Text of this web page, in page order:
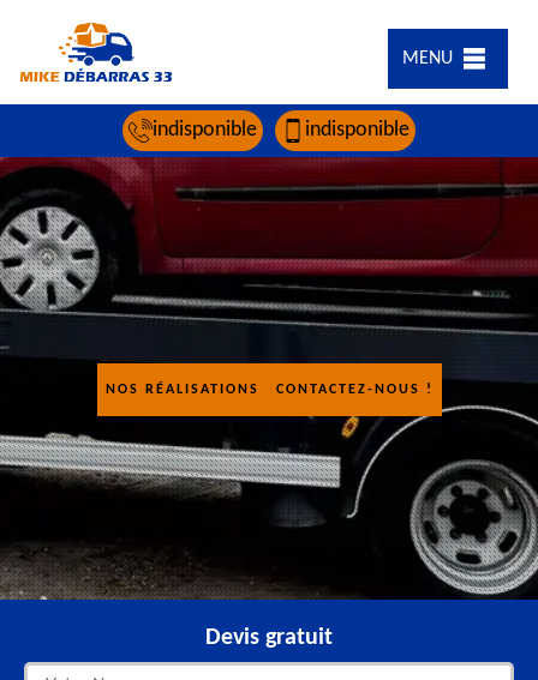
MENU
indisponible indisponible
NOS RÉALISATIONS CONTACTEZ-NOUS !
Devis gratuit